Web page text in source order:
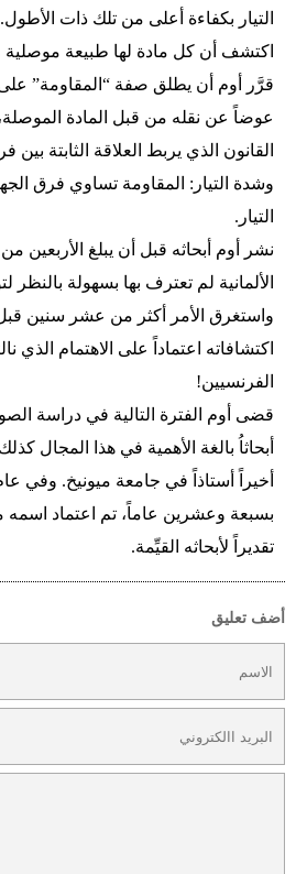
التيار بكفاءة أعلى من تلك ذات
اكتشف أن كل مادة لها طبيعة موصلية
قرَّر أوم أن يطلق صفة “المقاومة”
عوضاً عن نقله من قبل المادة الموصلة،
القانون الذي يربط العلاقة الثابتة بين
وشدة التيار: المقاومة تساوي فرق
التيار.
نشر أوم أبحاثه قبل أن يبلغ الأربعين
الألمانية لم تعترف بها بسهولة بالنظر
واستغرق الأمر أكثر من عشر سنين قبل
اكتشافاته اعتماداً على الاهتمام الذي
الفرنسيين!
قضى أوم الفترة التالية في دراسة
أبحاثاُ بالغة الأهمية في هذا المجال
بسبعة وعشرين عاماً، تم اعتماد اسمه
تقديراً لأبحاثه القيِّمة.
أضف تعليق